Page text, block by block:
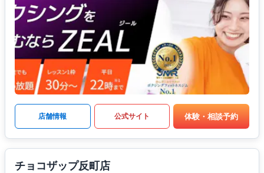
店舗情報 公式サイト 体験・相談予約
チョコザップ反町店